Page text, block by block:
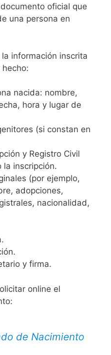
oficial que
una persona en
información inscrita
nacida: nombre,
hora y lugar de
(si constan en
y Registro Civil
la inscripción.
(por ejemplo,
adopciones,
nacionalidad,
y firma.
online el
de Nacimiento